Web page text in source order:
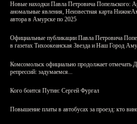
Новые находки Павла Петровича Попельского:
аномальные явления, Неизвестная карта
автора в Амурске по 2025
Официальные публикации Павла Петровича
в газетах Тихоокеанская Звезда и Наш Город
Комсомольск официально продолжает отмечать
репрессий: задумаемся...
Кого боится Путин: Сергей Фургал
Повышение платы в автобусах за проезд: кто